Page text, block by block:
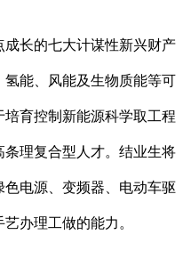
长的七大计谋性新兴财产
能、风能及生物质能等可
育控制新能源科学取工程
理复合型人才。结业生将
电源、变频器、电动车驱
办理工做的能力。